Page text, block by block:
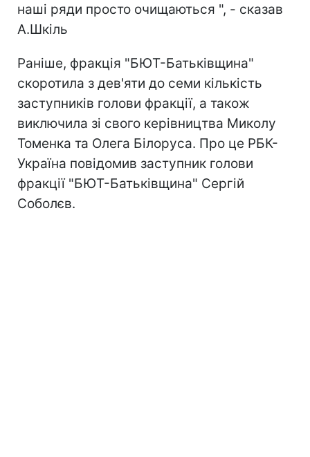
наші ряди просто очищаються ", - сказав
А.Шкіль
Раніше, фракція "БЮТ-Батьківщина"
скоротила з дев'яти до семи кількість
заступників голови фракції, а також
виключила зі свого керівництва Миколу
Томенка та Олега Білоруса. Про це РБК-
Україна повідомив заступник голови
фракції "БЮТ-Батьківщина" Сергій
Соболєв.